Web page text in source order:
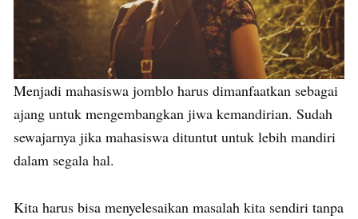
Menjadi mahasiswa jomblo harus dimanfaatkan sebagai
ajang untuk mengembangkan jiwa kemandirian. Sudah
sewajarnya jika mahasiswa dituntut untuk lebih mandiri
dalam segala hal.
Kita harus bisa menyelesaikan masalah kita sendiri tanpa